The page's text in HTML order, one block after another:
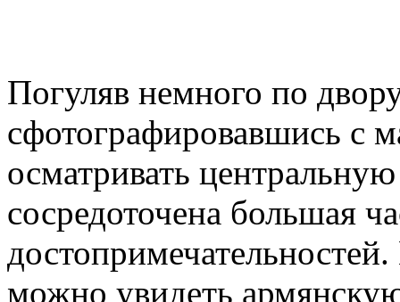
Погуляв немного по
сфотографировавшись с
осматривать
сосредоточена большая
можно увидеть